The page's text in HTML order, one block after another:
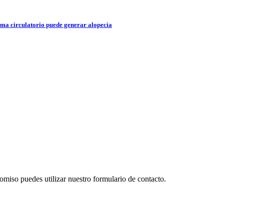
circulatorio puede generar alopecia
puedes utilizar nuestro formulario de contacto.